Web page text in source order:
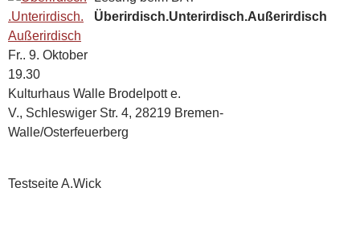
Überirdisch.Unterirdisch.Außerirdisch
Fr.. 9. Oktober
19.30
Kulturhaus Walle Brodelpott e.
V. Schleswiger Str. 4, 28219 Bremen-
Walle/Osterfeuerberg
Testseite A.Wick